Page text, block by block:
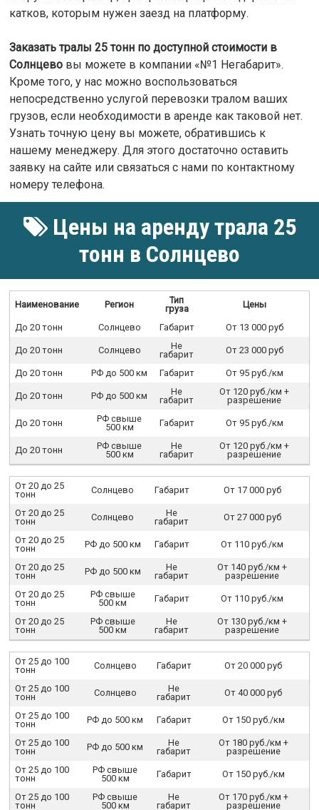
катков, которым нужен заезд на платформу.
Заказать тралы 25 тонн по доступной стоимости в
Солнцевовы можете в компании «№1 Негабарит».
Кроме того, у нас можно воспользоваться
непосредственно услугой перевозки тралом ваших
грузов, если необходимости в аренде как таковой нет.
Узнать точную цену вы можете, обратившись к
нашему менеджеру. Для этого достаточно оставить
заявку на сайте или связаться с нами по контактному
номеру телефона.
Цены на аренду трала 25
тонн в Солнцево
Наименование Регион
Тип
груза
Цены
До 20 тонн Солнцево Габарит От 13 000 руб
До 20 тонн Солнцево
Не
габарит
От 23 000 руб
До 20 тонн РФ до 500 км Габарит От 95 руб./км
До 20 тонн РФ до 500 км
Не
габарит
От 120 руб./км +
разрешение
До 20 тонн
РФ свыше
500 км
Габарит От 95 руб./км
До 20 тонн
РФ свыше
500 км
Не
габарит
От 120 руб./км +
разрешение
От 20 до 25
тонн
Солнцево Габарит От 17 000 руб
От 20 до 25
тонн
Солнцево
Не
габарит
От 27 000 руб
От 20 до 25
тонн
РФ до 500 км Габарит От 110 руб./км
От 20 до 25
тонн
РФ до 500 км
Не
габарит
От 140 руб./км +
разрешение
От 20 до 25
тонн
РФ свыше
500 км
Габарит От 110 руб./км
От 20 до 25
тонн
РФ свыше
500 км
Не
габарит
От 130 руб./км +
разрешение
От 25 до 100
тонн
Солнцево Габарит От 20 000 руб
От 25 до 100
тонн
Солнцево
Не
габарит
От 40 000 руб
От 25 до 100
тонн
РФ до 500 км Габарит От 150 руб./км
От 25 до 100
тонн
РФ до 500 км
Не
габарит
От 180 руб./км +
разрешение
От 25 до 100
тонн
РФ свыше
500 км
Габарит От 150 руб./км
От 25 до 100
тонн
РФ свыше
500 км
Не
габарит
От 170 руб./км +
разрешение